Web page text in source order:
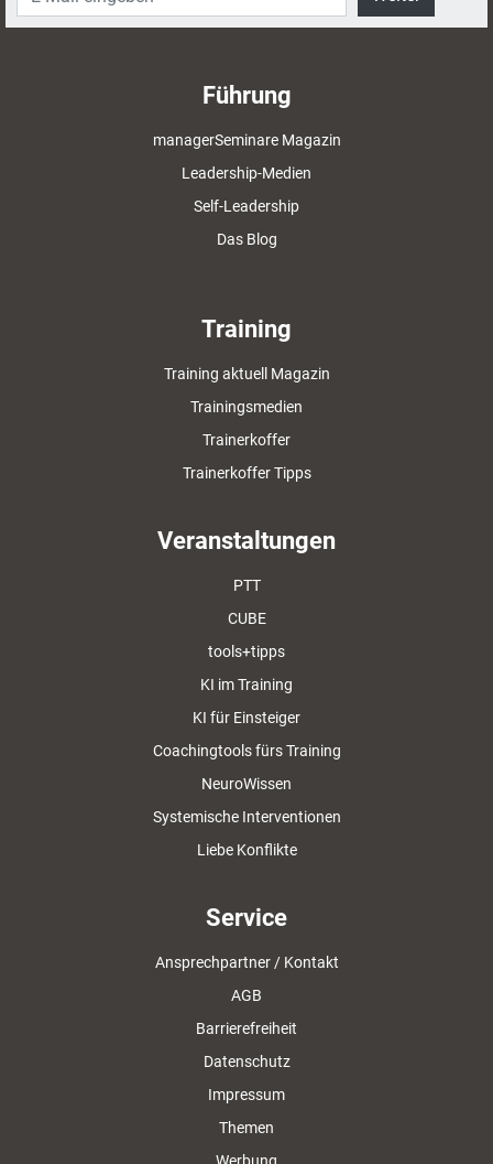
Führung
managerSeminare Magazin
Leadership-Medien
Self-Leadership
Das Blog
Training
Training aktuell Magazin
Trainingsmedien
Trainerkoffer
Trainerkoffer Tipps
Veranstaltungen
PTT
CUBE
tools+tipps
KI im Training
KI für Einsteiger
Coachingtools fürs Training
NeuroWissen
Systemische Interventionen
Liebe Konflikte
Service
Ansprechpartner / Kontakt
AGB
Barrierefreiheit
Datenschutz
Impressum
Themen